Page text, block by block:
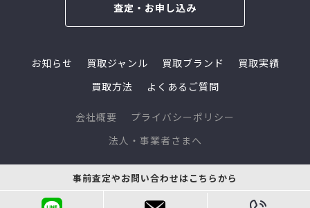
査定・お申し込み
お知らせ 買取ジャンル 買取ブランド
買取実績
買取方法
よくあるご質問
会社概要
プライバシーポリシー
法人・事業者さまへ